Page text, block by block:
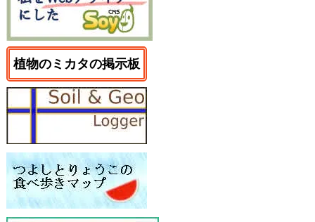
植物のミカタの掲示板